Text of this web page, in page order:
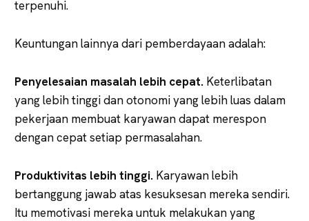
terpenuhi.
Keuntungan lainnya dari pemberdayaan adalah:
Penyelesaian masalah lebih cepat. Keterlibatan
yang lebih tinggi dan otonomi yang lebih luas dalam
pekerjaan membuat karyawan dapat merespon
dengan cepat setiap permasalahan.
Produktivitas lebih tinggi. Karyawan lebih
bertanggung jawab atas kesuksesan mereka sendiri.
Itu memotivasi mereka untuk melakukan yang